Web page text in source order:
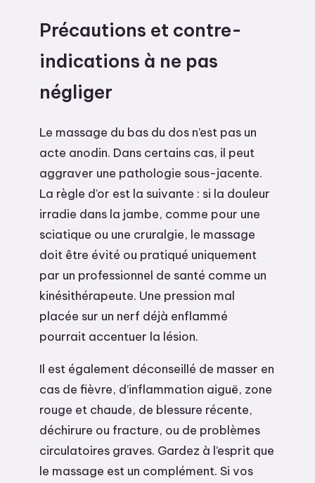
Précautions et contre-
indications à ne pas
négliger
Le massage du bas du dos n’est pas un
acte anodin. Dans certains cas, il peut
aggraver une pathologie sous-jacente.
La règle d’or est la suivante : si la douleur
irradie dans la jambe, comme pour une
sciatique ou une cruralgie, le massage
doit être évité ou pratiqué uniquement
par un professionnel de santé comme un
kinésithérapeute. Une pression mal
placée sur un nerf déjà enflammé
pourrait accentuer la lésion.
Il est également déconseillé de masser en
cas de fièvre, d’inflammation aiguë, zone
rouge et chaude, de blessure récente,
déchirure ou fracture, ou de problèmes
circulatoires graves. Gardez à l’esprit que
le massage est un complément. Si vos